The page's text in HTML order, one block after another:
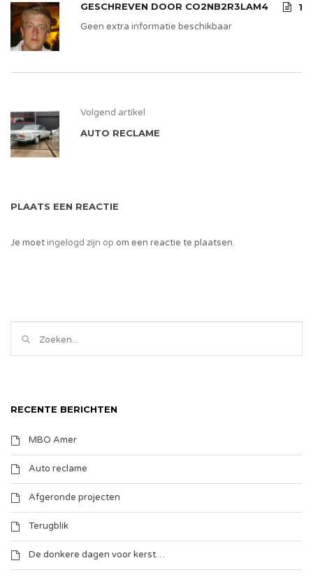
GESCHREVEN DOOR CO2NB2R3LAM4
1
Geen extra informatie beschikbaar
Volgend artikel
AUTO RECLAME
PLAATS EEN REACTIE
Je moetingelogd zijn op om een reactie te plaatsen.
RECENTE BERICHTEN
MBO Amer
Auto reclame
Afgeronde projecten
Terugblik
De donkere dagen voor kerst…